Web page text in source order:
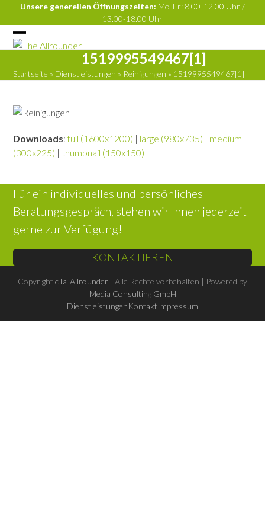
content
Unsere generellen Öffnungszeiten: Mo-Fr: 8.00-12.00 Uhr /
13.00-18.00 Uhr
Open
menu
Close
menu
1519995549467[1]
Startseite » Dienstleistungen » Reinigungen » 1519995549467[1]
Downloads:full (1600x1200) | large (980x735) | medium
(300x225) |thumbnail (150x150)
Für ein individuelles und persönliches
Beratungsgespräch, stehen wir Ihnen jederzeit
gerne zur Verfügung!
KONTAKTIEREN
Copyright cTa-Allrounder - Alle Rechte vorbehalten | Powered by
Media Consulting GmbH
DienstleistungenKontaktImpressum